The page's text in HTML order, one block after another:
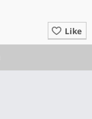
Like